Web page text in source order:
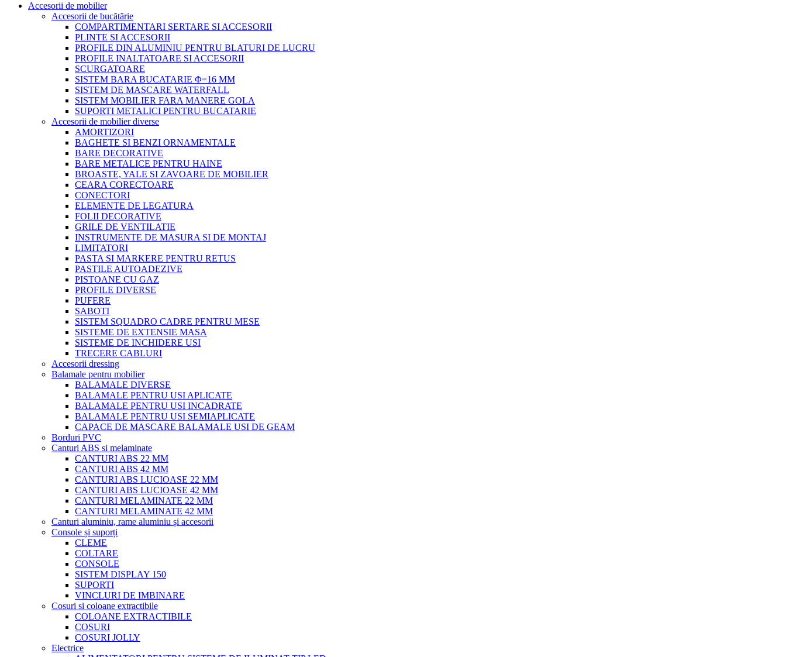
Accesorii de mobilier
Accesorii de bucătărie
COMPARTIMENTARI SERTARE SI ACCESORII
PLINTE SI ACCESORII
PROFILE DIN ALUMINIU PENTRU BLATURI DE LUCRU
PROFILE INALTATOARE SI ACCESORII
SCURGATOARE
SISTEM BARA BUCATARIE Φ=16 MM
SISTEM DE MASCARE WATERFALL
SISTEM MOBILIER FARA MANERE GOLA
SUPORTI METALICI PENTRU BUCATARIE
Accesorii de mobilier diverse
AMORTIZORI
BAGHETE SI BENZI ORNAMENTALE
BARE DECORATIVE
BARE METALICE PENTRU HAINE
BROASTE, YALE SI ZAVOARE DE MOBILIER
CEARA CORECTOARE
CONECTORI
ELEMENTE DE LEGATURA
FOLII DECORATIVE
GRILE DE VENTILATIE
INSTRUMENTE DE MASURA SI DE MONTAJ
LIMITATORI
PASTA SI MARKERE PENTRU RETUS
PASTILE AUTOADEZIVE
PISTOANE CU GAZ
PROFILE DIVERSE
PUFERE
SABOTI
SISTEM SQUADRO CADRE PENTRU MESE
SISTEME DE EXTENSIE MASA
SISTEME DE INCHIDERE USI
TRECERE CABLURI
Accesorii dressing
Balamale pentru mobilier
BALAMALE DIVERSE
BALAMALE PENTRU USI APLICATE
BALAMALE PENTRU USI INCADRATE
BALAMALE PENTRU USI SEMIAPLICATE
CAPACE DE MASCARE BALAMALE USI DE GEAM
Borduri PVC
Canturi ABS si melaminate
CANTURI ABS 22 MM
CANTURI ABS 42 MM
CANTURI ABS LUCIOASE 22 MM
CANTURI ABS LUCIOASE 42 MM
CANTURI MELAMINATE 22 MM
CANTURI MELAMINATE 42 MM
Canturi aluminiu, rame aluminiu și accesorii
Console și suporți
CLEME
COLTARE
CONSOLE
SISTEM DISPLAY 150
SUPORTI
VINCLURI DE IMBINARE
Cosuri si coloane extractibile
COLOANE EXTRACTIBILE
COSURI
COSURI JOLLY
Electrice